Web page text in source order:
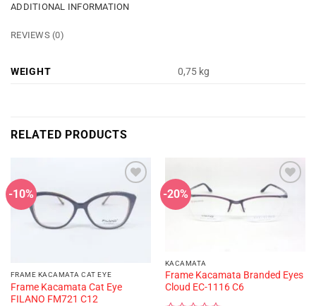
ADDITIONAL INFORMATION
REVIEWS (0)
WEIGHT 0,75 kg
RELATED PRODUCTS
-10%
FRAME KACAMATA CAT EYE
Frame Kacamata Cat Eye
FILANO FM721 C12
-20%
KACAMATA
Frame Kacamata Branded Eyes
Cloud EC-1116 C6